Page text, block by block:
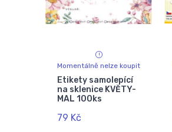
Momentálně nelze koupit
Etikety samolepící
na sklenice KVĚTY-
MAL 100ks
79 Kč